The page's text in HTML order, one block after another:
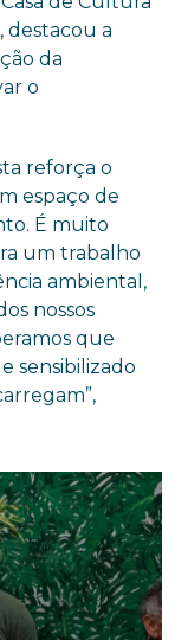
destacou a
da
o
reforça o
espaço de
É muito
um trabalho
ambiental,
nossos
que
sensibilizado